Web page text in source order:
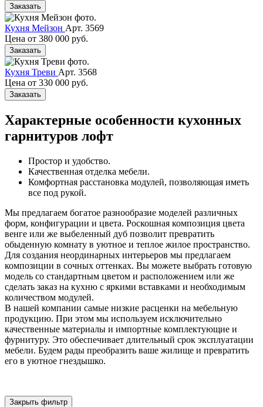
Заказать
Кухня Мейзон Арт. 3569
Цена от 380 000 руб.
Заказать
Кухня Треви Арт. 3568
Цена от 330 000 руб.
Заказать
Характерные особенности кухонных
гарнитуров лофт
Простор и удобство.
Качественная отделка мебели.
Комфортная расстановка модулей, позволяющая иметь
все под рукой.
Мы предлагаем богатое разнообразие моделей различных
форм, конфигурации и цвета. Роскошная композиция цвета
венге или же выбеленный дуб позволит превратить
обыденную комнату в уютное и теплое жилое пространство.
Для создания неординарных интерьеров мы предлагаем
композиции в сочных оттенках. Вы можете выбрать готовую
модель со стандартным цветом и расположением или же
сделать заказ на кухню с яркими вставками и необходимым
количеством модулей.
В нашей компании самые низкие расценки на мебельную
продукцию. При этом мы используем исключительно
качественные материалы и импортные комплектующие и
фурнитуру. Это обеспечивает длительный срок эксплуатации
мебели. Будем рады преобразить ваше жилище и превратить
его в уютное гнездышко.
Закрыть фильтр